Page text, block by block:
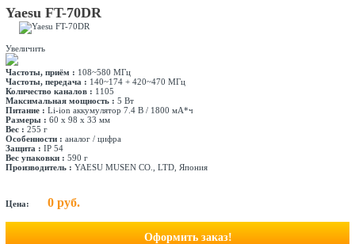
Yaesu FT-70DR
Увеличить
Частоты, приём : 108~580 МГц
Частоты, передача : 140~174 + 420~470 МГц
Количество каналов : 1105
Максимальная мощность : 5 Вт
Питание : Li-ion аккумулятор 7.4 В / 1800 мА*ч
Размеры : 60 х 98 х 33 мм
Вес : 255 г
Особенности : аналог / цифра
Защита : IP 54
Вес упаковки : 590 г
Производитель : YAESU MUSEN CO., LTD, Япония
Цена: 0 руб.
Оформить заказ!